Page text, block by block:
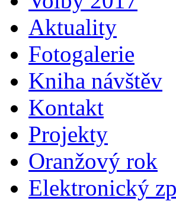
Aktuality
Fotogalerie
Kniha návštěv
Kontakt
Projekty
Oranžový rok
Elektronický